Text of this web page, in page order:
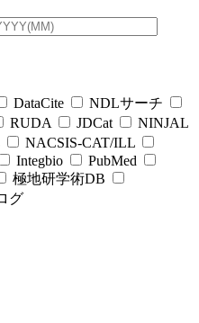
DataCite
NDLサーチ
RUDA JDCat
NINJAL
NACSIS-CAT/ILL
Integbio
PubMed
極地研学術DB
グ